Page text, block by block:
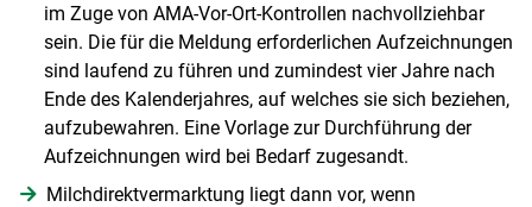
im Zuge von AMA-Vor-Ort-Kontrollen nachvollziehbar
sein. Die für die Meldung erforderlichen Aufzeichnungen
sind laufend zu führen und zumindest vier Jahre nach
Ende des Kalenderjahres, auf welches sie sich beziehen,
aufzubewahren. Eine Vorlage zur Durchführung der
Aufzeichnungen wird bei Bedarf zugesandt.
Milchdirektvermarktung liegt dann vor, wenn